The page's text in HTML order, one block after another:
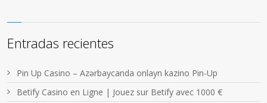
Entradas recientes
Pin Up Casino – Azərbaycanda onlayn kazino Pin-Up
Betify Casino en Ligne | Jouez sur Betify avec 1000 €